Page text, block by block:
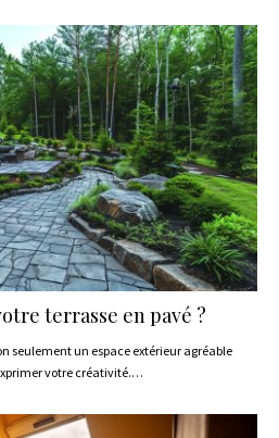
terrasse en pavé ?
seulement un espace extérieur agréable
votre créativité.…